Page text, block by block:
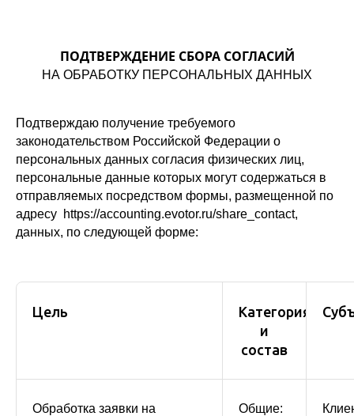
ПОДТВЕРЖДЕНИЕ СБОРА СОГЛАСИЙ
НА ОБРАБОТКУ ПЕРСОНАЛЬНЫХ ДАННЫХ
Подтверждаю получение требуемого
законодательством Российской Федерации о
персональных данных согласия физических лиц,
персональные данные которых могут содержаться в
отправляемых посредством формы, размещенной по
адресу https://accounting.evotor.ru/share_contact,
данных, по следующей форме:
Цель
Категория
и
состав
Обработка заявки на
Общие: